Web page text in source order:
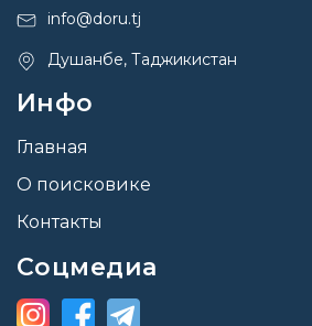
info@doru.tj
Душанбе, Таджикистан
Инфо
Главная
О поисковике
Контакты
Соцмедиа